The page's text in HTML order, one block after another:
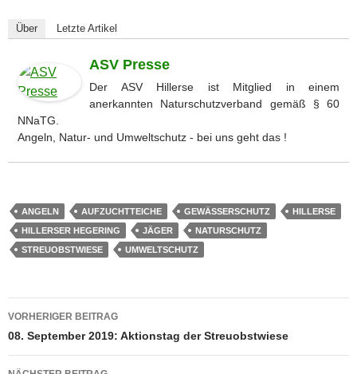
Über Letzte Artikel
ASV Presse
Der ASV Hillerse ist Mitglied in einem
anerkannten Naturschutzverband gemäß § 60
NNaTG.
Angeln, Natur- und Umweltschutz - bei uns geht das !
ANGELN AUFZUCHTTEICHE GEWÄSSERSCHUTZ
HILLERSE
HILLERSER HEGERING
JÄGER
NATURSCHUTZ
STREUOBSTWIESE
UMWELTSCHUTZ
Beitragsnavigation
VORHERIGER BEITRAG
08. September 2019: Aktionstag der Streuobstwiese